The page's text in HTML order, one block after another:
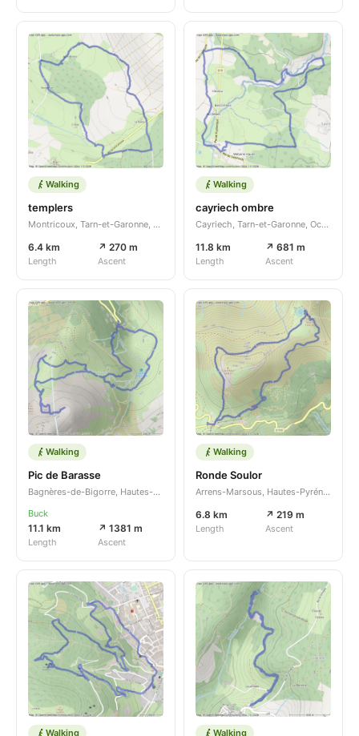
Walking
templers
Montricoux, Tarn-et-Garonne, Occitanie, FR
6.4 km
Length
↗ 270 m
Ascent
Walking
cayriech ombre
Cayriech, Tarn-et-Garonne, Occitanie, FR
11.8 km
Length
↗ 681 m
Ascent
Walking
Pic de Barasse
Bagnères-de-Bigorre, Hautes-Pyrénées, Occitanie, FR
Buck
11.1 km
Length
↗ 1381 m
Ascent
Walking
Ronde Soulor
Arrens-Marsous, Hautes-Pyrénées, Occitanie, FR
6.8 km
Length
↗ 219 m
Ascent
Walking Walking